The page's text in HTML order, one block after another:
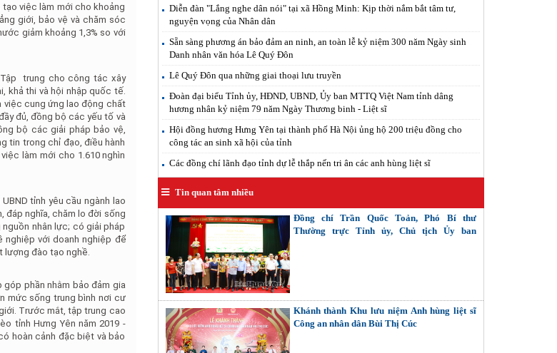
tạo việc làm mới cho khoảng
giới, bảo vệ và chăm sóc
giảm khoảng 1,3% so với
trung cho công tác xây
khả thi và hội nhập quốc tế.
việc cung ứng lao động chất
đủ, đồng bộ các yếu tố và
bộ các giải pháp bảo vệ,
tin trong chỉ đạo, điều hành
làm mới cho 1.610 nghìn
tỉnh yêu cầu ngành lao
đáp nghĩa, chăm lo đời sống
nhân lực; có giải pháp
nghiệp với doanh nghiệp để
đào tạo nghề.
góp phần nhằm bảo đảm gia
mức sống trung bình nơi cư
Trước mắt, tập trung cao
tỉnh Hưng Yên năm 2019 -
hoàn cảnh đặc biệt và bảo
Diễn đàn "Lắng nghe dân nói" tại xã Hồng Minh: Kịp thời nắm bắt tâm tư,
nguyện vọng của Nhân dân
Sẵn sàng phương án bảo đảm an ninh, an toàn lễ kỷ niệm 300 năm Ngày sinh
Danh nhân văn hóa Lê Quý Đôn
Lê Quý Đôn qua những giai thoại lưu truyền
Đoàn đại biểu Tỉnh ủy, HĐND, UBND, Ủy ban MTTQ Việt Nam tỉnh dâng
hương nhân kỷ niệm 79 năm Ngày Thương binh - Liệt sĩ
Hội đồng hương Hưng Yên tại thành phố Hà Nội ủng hộ 200 triệu đồng cho
công tác an sinh xã hội của tỉnh
Các đồng chí lãnh đạo tỉnh dự lễ thắp nến tri ân các anh hùng liệt sĩ
Tin quan tâm nhiều
Đồng chí Trần Quốc Toản, Phó Bí thư
Thường trực Tỉnh ủy, Chủ tịch Ủy ban
Khánh thành Khu lưu niệm Anh hùng liệt sĩ
Công an nhân dân Bùi Thị Cúc